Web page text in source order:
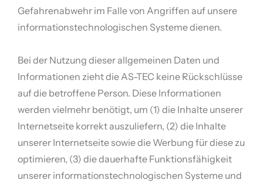
Gefahrenabwehr im Falle von Angriffen auf unsere
informationstechnologischen Systeme dienen.
Bei der Nutzung dieser allgemeinen Daten und
Informationen zieht die AS-TEC keine Rückschlüsse
auf die betroffene Person. Diese Informationen
werden vielmehr benötigt, um (1) die Inhalte unserer
Internetseite korrekt auszuliefern, (2) die Inhalte
unserer Internetseite sowie die Werbung für diese zu
optimieren, (3) die dauerhafte Funktionsfähigkeit
unserer informationstechnologischen Systeme und